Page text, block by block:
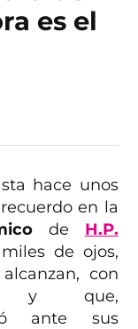
es el
hace unos
en la
de H.P.
de ojos,
con
y que,
ante sus